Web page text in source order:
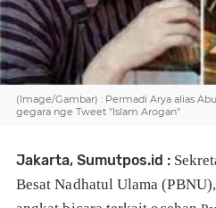
(Image/Gambar) : Permadi Arya alias
gegara nge Tweet "Islam Arogan"
Jakarta, Sumutpos.id :
Besat Nadhatul Ulama